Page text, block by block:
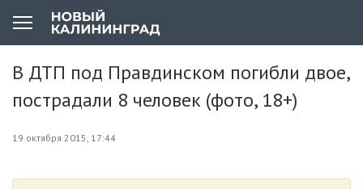
В ДТП под Правдинском погибли двое,
пострадали 8 человек (фото, 18+)
19 октября 2015, 17:44